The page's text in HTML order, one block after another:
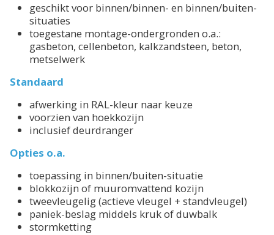
geschikt voor binnen/binnen- en binnen/buiten-
situaties
toegestane montage-ondergronden o.a.:
gasbeton, cellenbeton, kalkzandsteen, beton,
metselwerk
Standaard
afwerking in RAL-kleur naar keuze
voorzien van hoekkozijn
inclusief deurdranger
Opties o.a.
toepassing in binnen/buiten-situatie
blokkozijn of muuromvattend kozijn
tweevleugelig (actieve vleugel + standvleugel)
paniek-beslag middels kruk of duwbalk
stormketting